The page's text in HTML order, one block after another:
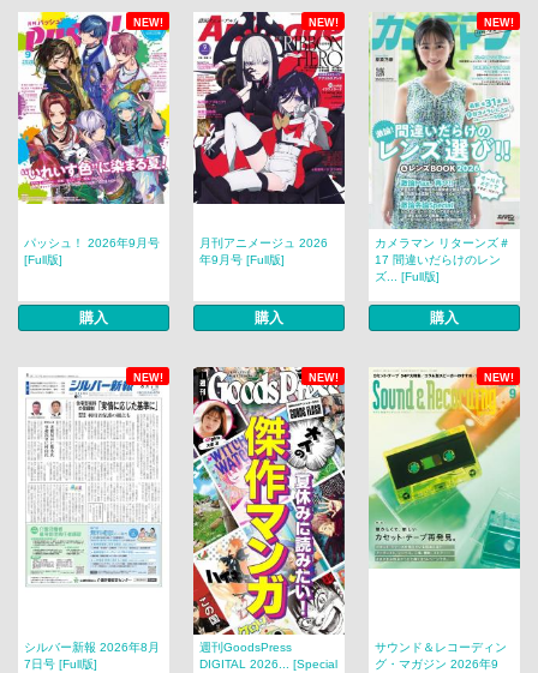
NEW! NEW! NEW!
パッシュ！ 2026年9月号
[Full版]
購入
月刊アニメージュ 2026
年9月号 [Full版]
購入
カメラマン リターンズ＃
17 間違いだらけのレン
ズ... [Full版]
購入
NEW! NEW! NEW!
シルバー新報 2026年8月
7日号 [Full版]
週刊GoodsPress
DIGITAL 2026... [Special
サウンド＆レコーディン
グ・マガジン 2026年9